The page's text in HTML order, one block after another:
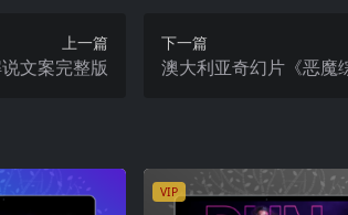
上一篇
文案完整版
下一篇
澳大利亚奇幻片《恶魔
VIP